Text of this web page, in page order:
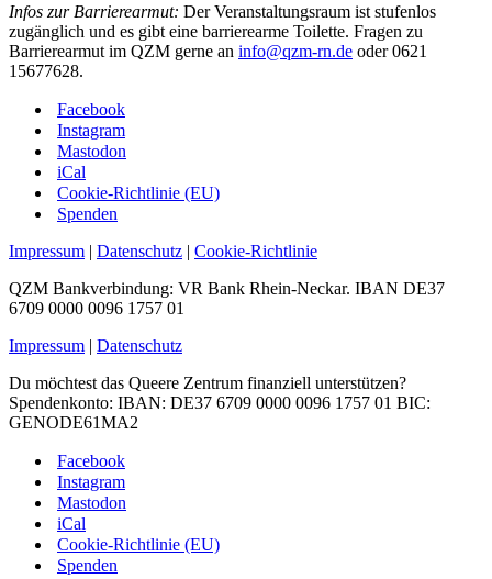
Infos zur Barrierearmut: Der Veranstaltungsraum ist stufenlos
zugänglich und es gibt eine barrierearme Toilette. Fragen zu
Barrierearmut im QZM gerne an info@qzm-rn.de oder 0621
15677628.
Facebook
Instagram
Mastodon
iCal
Cookie-Richtlinie (EU)
Spenden
Impressum | Datenschutz | Cookie-Richtlinie
QZM Bankverbindung: VR Bank Rhein-Neckar. IBAN DE37
6709 0000 0096 1757 01
Impressum | Datenschutz
Du möchtest das Queere Zentrum finanziell unterstützen?
Spendenkonto: IBAN: DE37 6709 0000 0096 1757 01 BIC:
GENODE61MA2
Facebook
Instagram
Mastodon
iCal
Cookie-Richtlinie (EU)
Spenden